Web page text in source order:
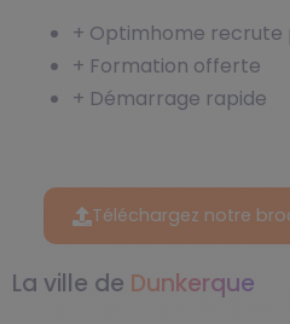
+ Optimhome
+ Formation offerte
+ Démarrage rapide
Téléchargez notre
La ville de Dunkerque